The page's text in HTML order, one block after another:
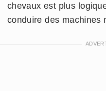
chevaux est plus
conduire des machines